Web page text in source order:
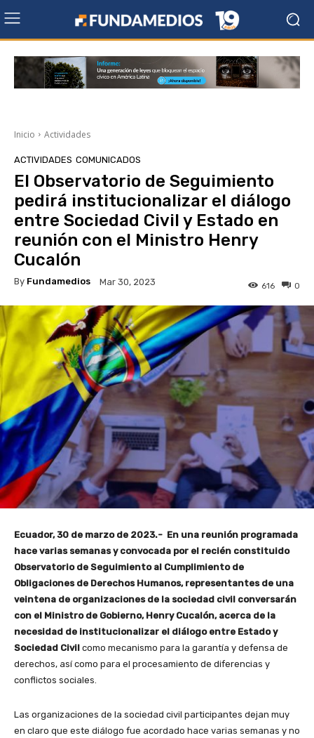
Inicio Actividades
ACTIVIDADES COMUNICADOS
El Observatorio de Seguimiento
pedirá institucionalizar el diálogo
entre Sociedad Civil y Estado en
reunión con el Ministro Henry
Cucalón
By Fundamedios Mar 30, 2023 0
616
Ecuador, 30 de marzo de 2023.- En una reunión programada
hace varias semanas y convocada por el recién constituido
Observatorio de Seguimiento al Cumplimiento de
Obligaciones de Derechos Humanos, representantes de una
veintena de organizaciones de la sociedad civil conversarán
con el Ministro de Gobierno, Henry Cucalón, acerca de la
necesidad de institucionalizar el diálogo entre Estado y
Sociedad Civil como mecanismo para la garantía y defensa de
derechos, así como para el procesamiento de diferencias y
conflictos sociales.
Las organizaciones de la sociedad civil participantes dejan muy
en claro que este diálogo fue acordado hace varias semanas y no